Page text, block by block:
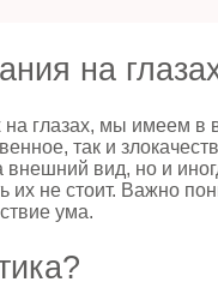
на
глазах, мы имеем в
так и
внешний вид, но и
их не стоит. Важно
ума.